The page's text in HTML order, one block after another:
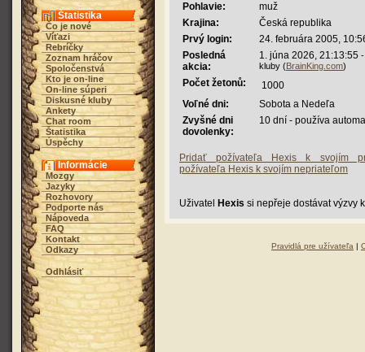
Štatistika
Čo je nové
Víťazi
Rebríčky
Zoznam hráčov
Spoločenstvá
Kto je on-line
On-line súperi
Diskusné kluby
Ankety
Chat room
Štatistika
Úspěchy
Informácie
Mozgy
Jazyky
Rozhovory
Podporte nás
Nápoveda
FAQ
Kontakt
Odkazy
Odhlásiť
Pohlavie:
muž
Krajina:
Česká republika
Prvý login:
24. februára 2005,
Posledná
akcia:
1. júna 2026, 21:13:55
kluby (BrainKing.com)
Počet žetonů:
1000
Voľné dni:
Sobota a Nedeľa
Zvyšné dni
dovolenky:
10 dní - používa
Pridať požívateľa Hexis k svojím
požívateľa Hexis k svojím nepriateľom
Uživatel Hexis si nepřeje dostávat výzvy
Pravidlá pre užívateľa |